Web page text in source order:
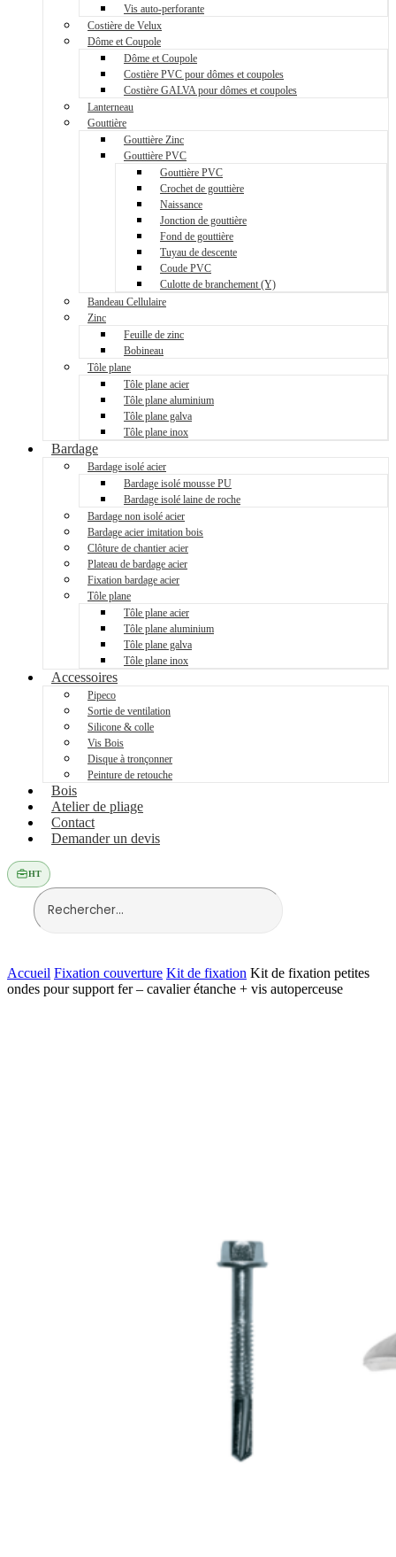
Vis auto-perforante
Costière de Velux
Dôme et Coupole
Dôme et Coupole
Costière PVC pour dômes et coupoles
Costière GALVA pour dômes et coupoles
Lanterneau
Gouttière
Gouttière Zinc
Gouttière PVC
Gouttière PVC
Crochet de gouttière
Naissance
Jonction de gouttière
Fond de gouttière
Tuyau de descente
Coude PVC
Culotte de branchement (Y)
Bandeau Cellulaire
Zinc
Feuille de zinc
Bobineau
Tôle plane
Tôle plane acier
Tôle plane aluminium
Tôle plane galva
Tôle plane inox
Bardage
Bardage isolé acier
Bardage isolé mousse PU
Bardage isolé laine de roche
Bardage non isolé acier
Bardage acier imitation bois
Clôture de chantier acier
Plateau de bardage acier
Fixation bardage acier
Tôle plane
Tôle plane acier
Tôle plane aluminium
Tôle plane galva
Tôle plane inox
Accessoires
Pipeco
Sortie de ventilation
Silicone & colle
Vis Bois
Disque à tronçonner
Peinture de retouche
Bois
Atelier de pliage
Contact
Demander un devis
HT
Accueil Fixation couverture Kit de fixation Kit de fixation petites
ondes pour support fer – cavalier étanche + vis autoperceuse